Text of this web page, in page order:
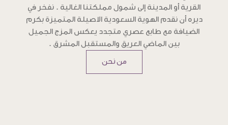
القرية أو المدينة إلى شمول مملكتنا الغالية . نفخر في
ديره أن نقدم الهوية السعودية الاصيلة المتميزة بكرم
الضيافة مع طابع عصري متجدد يعكس المزج الجميل
بين الماضي العريق والمستقبل المشرق .
من نحن